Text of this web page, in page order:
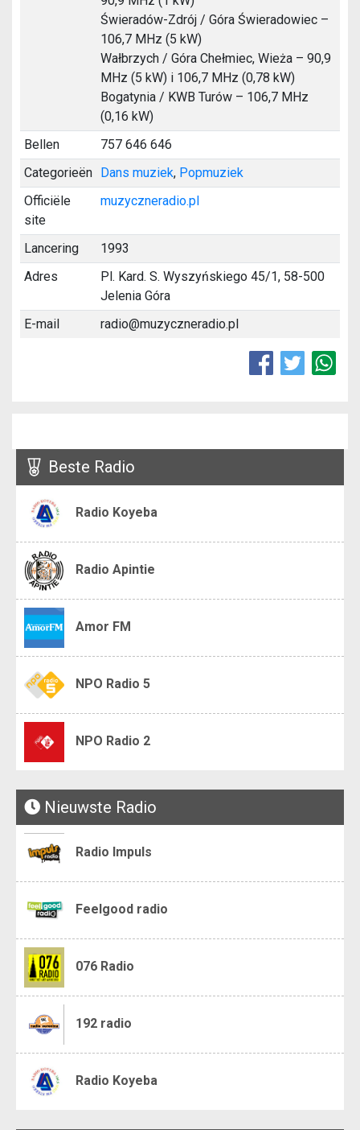
Świeradów-Zdrój / Góra Świeradowiec –
106,7 MHz (5 kW)
Wałbrzych / Góra Chełmiec, Wieża – 90,9
MHz (5 kW) i 106,7 MHz (0,78 kW)
Bogatynia / KWB Turów – 106,7 MHz
(0,16 kW)
Bellen
757 646 646
Categorieën Dans muziek, Popmuziek
Officiële
site
muzyczneradio.pl
Lancering
1993
Adres
Pl. Kard. S. Wyszyńskiego 45/1, 58-500
Jelenia Góra
E-mail
radio@muzyczneradio.pl
Beste Radio
Radio Koyeba
Radio Apintie
Amor FM
NPO Radio 5
NPO Radio 2
Nieuwste Radio
Radio Impuls
Feelgood radio
076 Radio
192 radio
Radio Koyeba